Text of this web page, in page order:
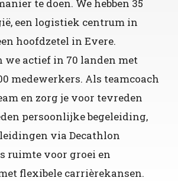
te doen. We hebben 35
een logistiek centrum in
hoofdzetel in Evere.
actief in 70 landen met
medewerkers. Als teamcoach
en zorg je voor tevreden
persoonlijke begeleiding,
via Decathlon
ruimte voor groei en
flexibele carrièrekansen.